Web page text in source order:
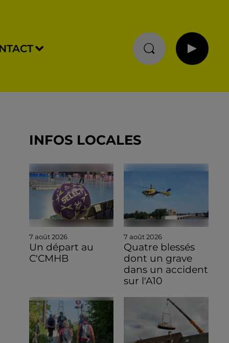
INFOS LOCALES
7 août 2026
Un départ au
C'CMHB
7 août 2026
Quatre blessés
dont un grave
dans un accident
sur l'A10